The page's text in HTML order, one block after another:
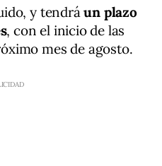
y tendráun plazo
, con el inicio de las
mes de agosto.